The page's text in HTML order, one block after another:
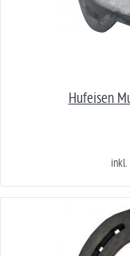
Hufeisen
inkl.